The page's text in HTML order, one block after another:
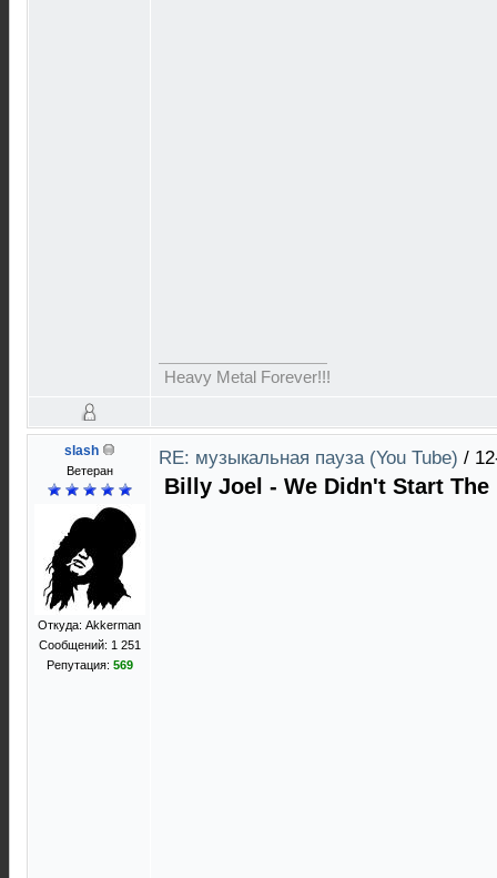
Heavy Metal Forever!!!
slash
Ветеран
Откуда: Akkerman
Сообщений: 1 251
Репутация: 569
RE: музыкальная пауза (You Tube) /
Billy Joel - We Didn't Start The